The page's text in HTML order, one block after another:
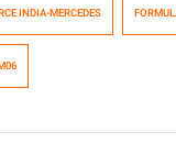
INDIA-MERCEDES